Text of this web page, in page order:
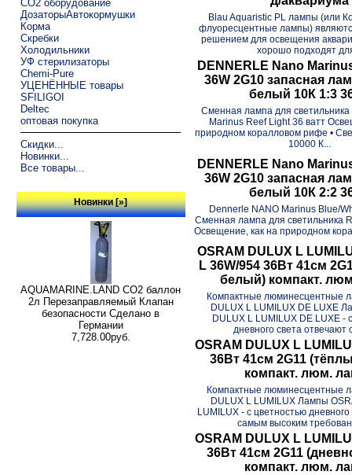
CO2 оборудование
ДозаторыАвтокормушки
Корма
Скребки
Холодильники
УФ стерилизаторы
Chemi-Pure
УЦЕНЁННЫЕ товары
SFILIGOI
Deltec
оптовая покупка
Скидки...
Новинки...
Все товары...
Новинки [»]
AQUAMARINE.LAND CO2 баллон
2л Перезаправляемый Клапан
безопасности Сделано в
Германии
7,728.00руб.
Blau Aquaristic PL лампы (или
флуоресцентные лампы)
решением для освещения
хорошо подходят
DENNERLE Nano
36W 2G10 запасная
белый 10К 1:3
Сменная лампа для
Marinus Reef Light 36 ватт
природном коралловом рифе •
10000 К...
DENNERLE Nano
36W 2G10 запасная
белый 10К 2:2
Dennerle NANO Marinus Blue/
Сменная лампа для светильника
Освещение, как на природном
OSRAM DULUX L
L 36W/954 36Вт 41см
белый) компакт.
Компактные люминесцентные
DULUX L LUMILUX DE LUXE
DULUX L LUMILUX DE LUXE -
дневного света отвечают
OSRAM DULUX L
36Вт 41см 2G11
компакт. люм.
Компактные люминесцентные
DULUX L LUMILUX Лампы
LUMILUX - с цветностью
самым высоким
OSRAM DULUX L
36Вт 41см 2G11
компакт. люм.